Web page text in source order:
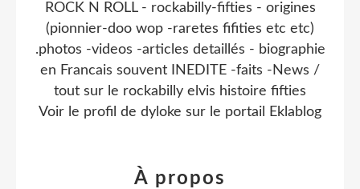
ROCK N ROLL - rockabilly-fifties - origines
(pionnier-doo wop -raretes fifities etc etc)
.photos -videos -articles detaillés - biographie
en Francais souvent INEDITE -faits -News /
tout sur le rockabilly elvis histoire fifties
Voir le profil de dyloke sur le portail Eklablog
À propos